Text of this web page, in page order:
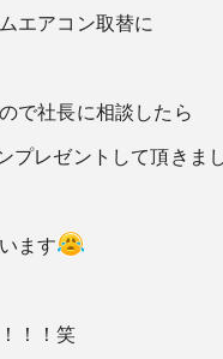
エアコン取替に
で社長に相談したら
プレゼントして頂きま
ます
！！笑